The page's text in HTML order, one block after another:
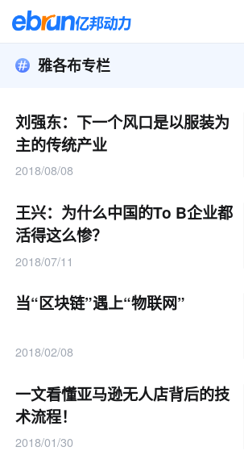
雅各布专栏
刘强东：下一个风口是以服装为
主的传统产业
2018/08/08
王兴：为什么中国的To B企业都
活得这么惨？
2018/07/11
当“区块链”遇上“物联网”
2018/02/08
一文看懂亚马逊无人店背后的技
术流程！
2018/01/30